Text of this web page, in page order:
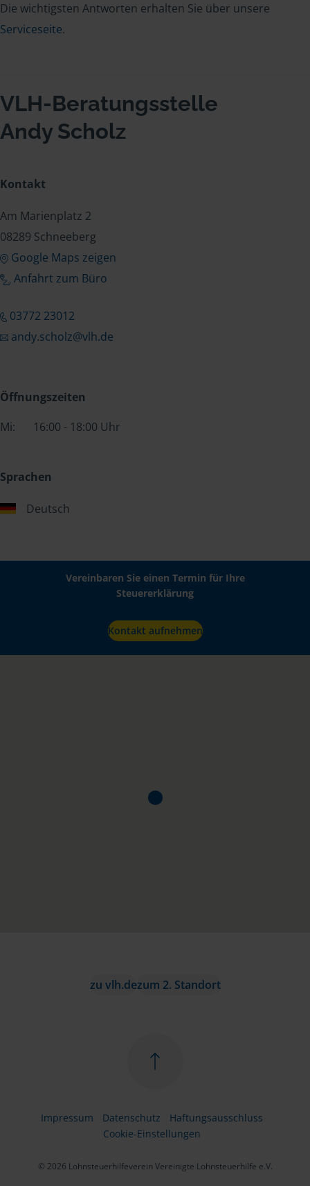
Die wichtigsten Antworten erhalten Sie über unsere
Serviceseite.
VLH-Beratungsstelle
Andy Scholz
Kontakt
Am Marienplatz 2
08289 Schneeberg
Google Maps zeigen
Anfahrt zum Büro
03772 23012
andy.scholz@vlh.de
Öffnungszeiten
Mi:
16:00 - 18:00 Uhr
Sprachen
Deutsch
Vereinbaren Sie einen Termin für Ihre
Steuererklärung
Kontakt aufnehmen
zu vlh.dezum 2. Standort
Impressum Datenschutz
Haftungsausschluss
Cookie-Einstellungen
© 2026 Lohnsteuerhilfeverein Vereinigte Lohnsteuerhilfe e.V.